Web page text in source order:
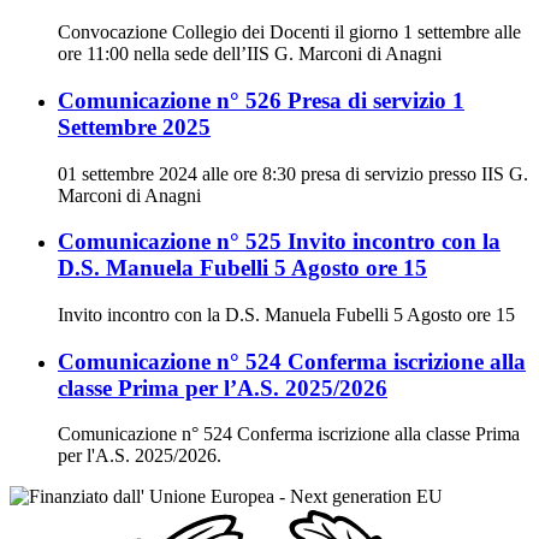
Convocazione Collegio dei Docenti il giorno 1 settembre alle
ore 11:00 nella sede dell’IIS G. Marconi di Anagni
Comunicazione n° 526 Presa di servizio 1
Settembre 2025
01 settembre 2024 alle ore 8:30 presa di servizio presso IIS G.
Marconi di Anagni
Comunicazione n° 525 Invito incontro con la
D.S. Manuela Fubelli 5 Agosto ore 15
Invito incontro con la D.S. Manuela Fubelli 5 Agosto ore 15
Comunicazione n° 524 Conferma iscrizione alla
classe Prima per l’A.S. 2025/2026
Comunicazione n° 524 Conferma iscrizione alla classe Prima
per l'A.S. 2025/2026.